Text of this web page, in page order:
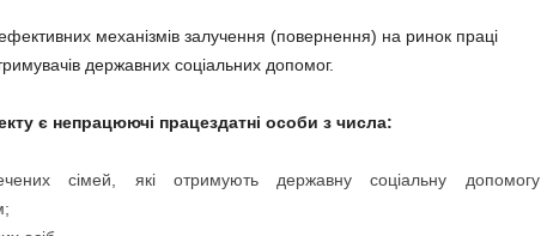
механізмів залучення (повернення) на ринок праці
державних соціальних допомог.
є непрацюючі працездатні особи з числа:
сімей, які отримують державну соціальну допомогу